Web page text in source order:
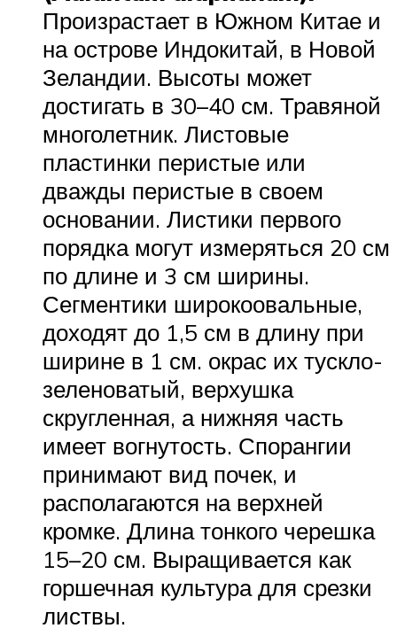
Произрастает в Южном Китае и
на острове Индокитай, в Новой
Зеландии. Высоты может
достигать в 30–40 см. Травяной
многолетник. Листовые
пластинки перистые или
дважды перистые в своем
основании. Листики первого
порядка могут измеряться 20 см
по длине и 3 см ширины.
Сегментики широкоовальные,
доходят до 1,5 см в длину при
ширине в 1 см. окрас их тускло-
зеленоватый, верхушка
скругленная, а нижняя часть
имеет вогнутость. Спорангии
принимают вид почек, и
располагаются на верхней
кромке. Длина тонкого черешка
15–20 см. Выращивается как
горшечная культура для срезки
листвы.